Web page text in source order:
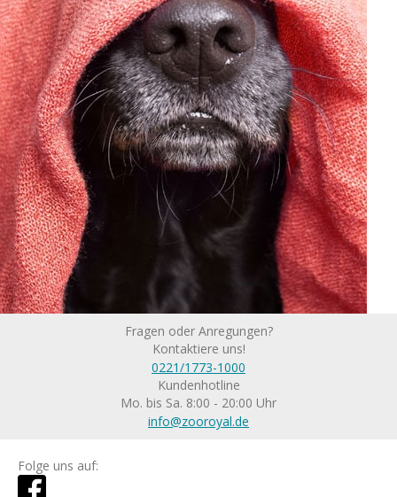
Fragen oder Anregungen?
Kontaktiere uns!
0221/1773-1000
Kundenhotline
Mo. bis Sa. 8:00 - 20:00 Uhr
info@zooroyal.de
Folge uns auf: